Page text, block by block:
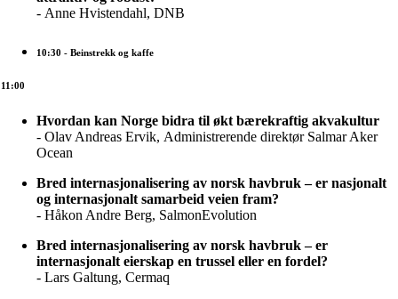
- Anne Hvistendahl, DNB
10:30 - Beinstrekk og kaffe
11:00
Hvordan kan Norge bidra til økt bærekraftig akvakultur
- Olav Andreas Ervik, Administrerende direktør Salmar Aker
Ocean
Bred internasjonalisering av norsk havbruk – er nasjonalt
og internasjonalt samarbeid veien fram?
- Håkon Andre Berg, SalmonEvolution
Bred internasjonalisering av norsk havbruk – er
internasjonalt eierskap en trussel eller en fordel?
- Lars Galtung, Cermaq